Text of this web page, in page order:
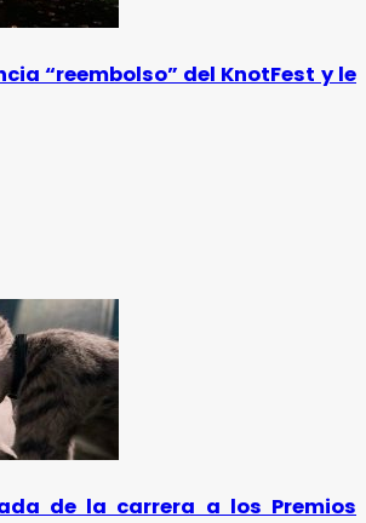
“reembolso” del KnotFest y le
de la carrera a los Premios